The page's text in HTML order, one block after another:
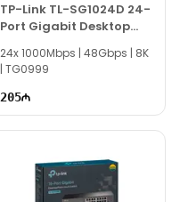
TP-Link TL-SG1024D 24-
Port Gigabit Desktop
Rackmount Switch
24x 1000Mbps | 48Gbps | 8K
| TG0999
205